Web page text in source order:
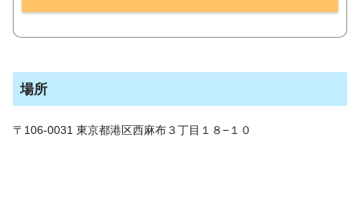
場所
〒106-0031 東京都港区西麻布３丁目１８−１０